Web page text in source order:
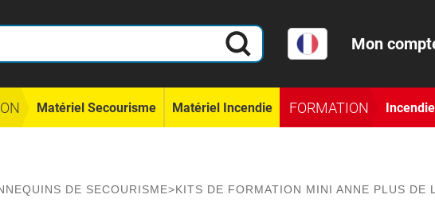
Mon
Matériel Secourisme Matériel Incendie FORMATION Incendie
DE SECOURISME>KITS DE FORMATION MINI ANNE PLUS DE